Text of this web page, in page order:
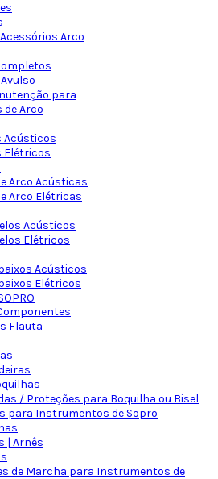
Arco
para
Arco
Acústicos
Elétricos
Arco Acústicas
Arco Elétricas
Acústicos
Elétricos
Acústicos
Elétricos
Flauta
/ Proteções para Boquilha ou Bisel
para Instrumentos de Sopro
| Arnês
de Marcha para Instrumentos de